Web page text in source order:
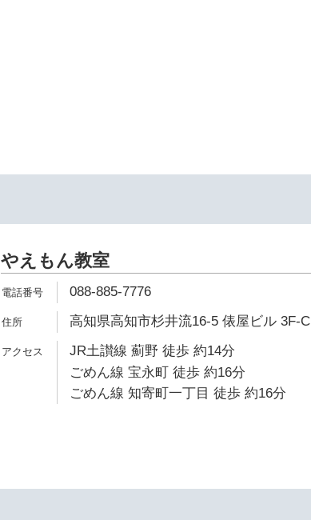
やえもん教室
088-885-7776
高知県高知市杉井流16-5 俵屋ビル 3F-C
JR土讃線 薊野 徒歩 約14分
ごめん線 宝永町 徒歩 約16分
ごめん線 知寄町一丁目 徒歩 約16分